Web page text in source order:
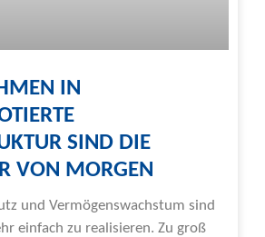
IN
SIND DIE
VON MORGEN
und Vermögenswachstum sind
einfach zu realisieren. Zu groß